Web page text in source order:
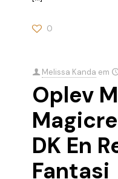
0
Melissa Kanda em
Oplev
DK En
Fantasi